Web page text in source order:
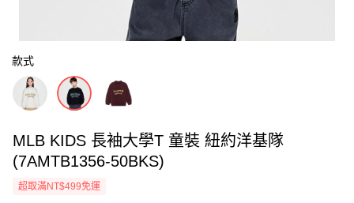
款式
MLB KIDS 長袖大學T 童裝 紐約洋基隊
(7AMTB1356-50BKS)
超取滿NT$499免運